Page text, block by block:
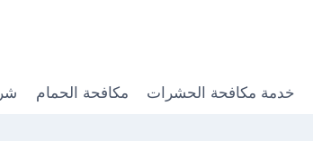
خدمة مكافحة الحشرات مكافحة الحمام